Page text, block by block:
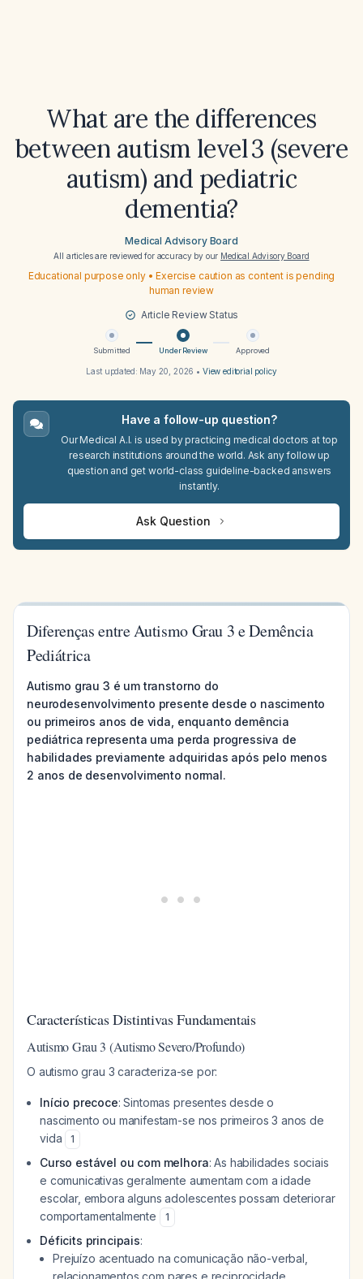
What are the differences
between autism level 3 (severe
autism) and pediatric
dementia?
Medical Advisory Board
All articles are reviewed for accuracy by our Medical Advisory Board
Educational purpose only • Exercise caution as content is pending
human review
Article Review Status
Submitted Under Review Approved
Last updated: May 20, 2026 • View editorial policy
Have a follow-up question?
Our Medical A.I. is used by practicing medical doctors at top
research institutions around the world. Ask any follow up
question and get world-class guideline-backed answers
instantly.
Ask Question
Diferenças entre Autismo Grau 3 e Demência
Pediátrica
Autismo grau 3 é um transtorno do
neurodesenvolvimento presente desde o nascimento
ou primeiros anos de vida, enquanto demência
pediátrica representa uma perda progressiva de
habilidades previamente adquiridas após pelo menos
2 anos de desenvolvimento normal.
Características Distintivas Fundamentais
Autismo Grau 3 (Autismo Severo/Profundo)
O autismo grau 3 caracteriza-se por:
Início precoce: Sintomas presentes desde o
nascimento ou manifestam-se nos primeiros 3 anos de
vida
1
Curso estável ou com melhora: As habilidades sociais
e comunicativas geralmente aumentam com a idade
escolar, embora alguns adolescentes possam deteriorar
comportamentalmente
1
Déficits principais:
Prejuízo acentuado na comunicação não-verbal,
relacionamentos com pares e reciprocidade